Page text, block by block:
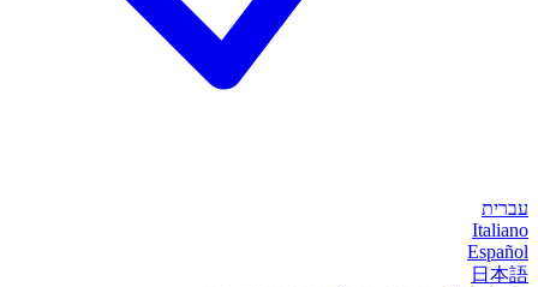
עברית
Italiano
Español
日本語